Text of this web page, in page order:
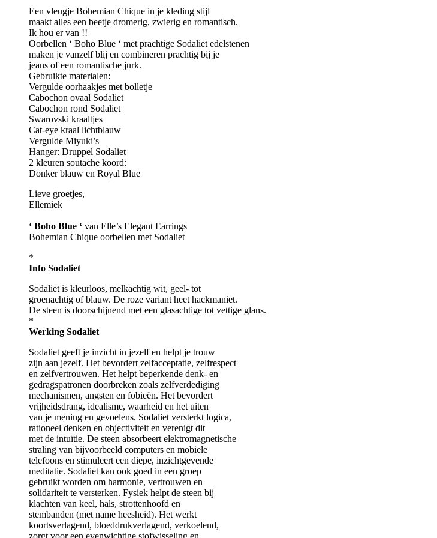
Een vleugje Bohemian Chique in je kleding stijl
maakt alles een beetje dromerig, zwierig en romantisch.
Ik hou er van !!
Oorbellen ‘ Boho Blue ‘ met prachtige Sodaliet edelstenen
maken je vanzelf blij en combineren prachtig bij je
jeans of een romantische jurk.
Gebruikte materialen:
Vergulde oorhaakjes met bolletje
Cabochon ovaal Sodaliet
Cabochon rond Sodaliet
Swarovski kraaltjes
Cat-eye kraal lichtblauw
Vergulde Miyuki’s
Hanger: Druppel Sodaliet
2 kleuren soutache koord:
Donker blauw en Royal Blue
Lieve groetjes,
Ellemiek
‘ Boho Blue ‘ van Elle’s Elegant Earrings
Bohemian Chique oorbellen met Sodaliet
*
Info Sodaliet
Sodaliet is kleurloos, melkachtig wit, geel- tot
groenachtig of blauw. De roze variant heet hackmaniet.
De steen is doorschijnend met een glasachtige tot vettige glans.
*
Werking Sodaliet
Sodaliet geeft je inzicht in jezelf en helpt je trouw
zijn aan jezelf. Het bevordert zelfacceptatie, zelfrespect
en zelfvertrouwen. Het helpt beperkende denk- en
gedragspatronen doorbreken zoals zelfverdediging
mechanismen, angsten en fobieën. Het bevordert
vrijheidsdrang, idealisme, waarheid en het uiten
van je mening en gevoelens. Sodaliet versterkt logica,
rationeel denken en objectiviteit en verenigt dit
met de intuïtie. De steen absorbeert elektromagnetische
straling van bijvoorbeeld computers en mobiele
telefoons en stimuleert een diepe, inzichtgevende
meditatie. Sodaliet kan ook goed in een groep
gebruikt worden om harmonie, vertrouwen en
solidariteit te versterken. Fysiek helpt de steen bij
klachten van keel, hals, strottenhoofd en
stembanden (met name heesheid). Het werkt
koortsverlagend, bloeddrukverlagend, verkoelend,
zorgt voor een evenwichtige stofwisseling en